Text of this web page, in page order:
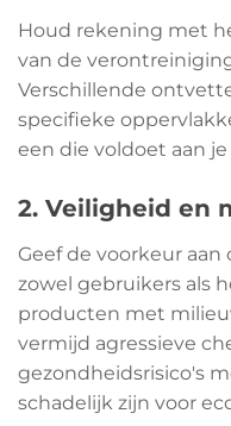
Houd rekening met
van de
Verschillende
specifieke
een die voldoet aan
2. Veiligheid en
Geef de voorkeur
zowel gebruikers als
producten met
vermijd agressieve
gezondheidsrisico's
schadelijk zijn voor